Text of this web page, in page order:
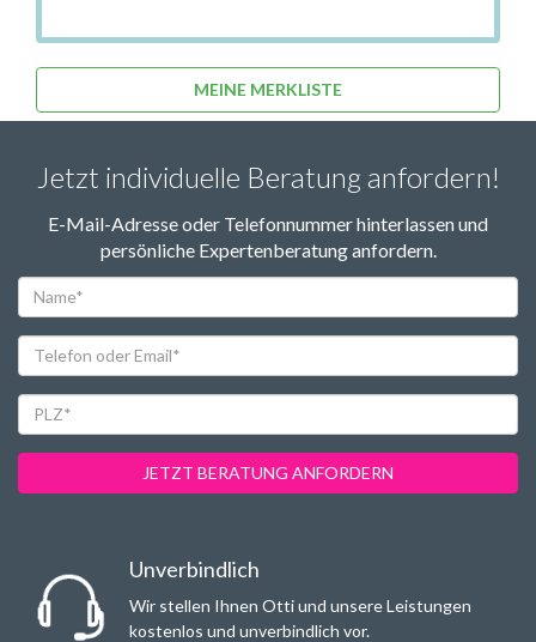
MEINE MERKLISTE
Jetzt individuelle Beratung anfordern!
E-Mail-Adresse oder Telefonnummer hinterlassen und
persönliche Expertenberatung anfordern.
oder
Email*
JETZT BERATUNG ANFORDERN
Unverbindlich
Wir stellen Ihnen Otti und unsere Leistungen
kostenlos und unverbindlich vor.